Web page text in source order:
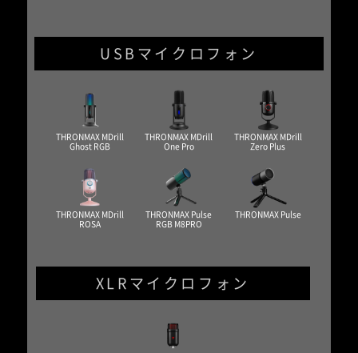
USBマイクロフォン
THRONMAX MDrill
Ghost RGB
THRONMAX MDrill
One Pro
THRONMAX MDrill
Zero Plus
THRONMAX MDrill
ROSA
THRONMAX Pulse
RGB M8PRO
THRONMAX Pulse
XLRマイクロフォン